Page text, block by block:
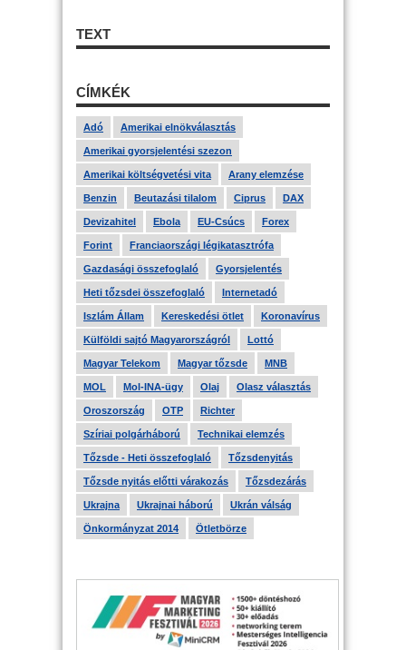
TEXT
CÍMKÉK
Adó Amerikai elnökválasztás
Amerikai gyorsjelentési szezon
Amerikai költségvetési vita Arany elemzése
Benzin Beutazási tilalom Ciprus DAX
Devizahitel Ebola EU-Csúcs Forex
Forint Franciaországi légikatasztrófa
Gazdasági összefoglaló Gyorsjelentés
Heti tőzsdei összefoglaló Internetadó
Iszlám Állam Kereskedési ötlet Koronavírus
Külföldi sajtó Magyarországról Lottó
Magyar Telekom Magyar tőzsde MNB
MOL Mol-INA-ügy Olaj Olasz választás
Oroszország OTP Richter
Szíriai polgárháború Technikai elemzés
Tőzsde - Heti összefoglaló Tőzsdenyitás
Tőzsde nyitás előtti várakozás Tőzsdezárás
Ukrajna Ukrajnai háború Ukrán válság
Önkormányzat 2014 Ötletbörze